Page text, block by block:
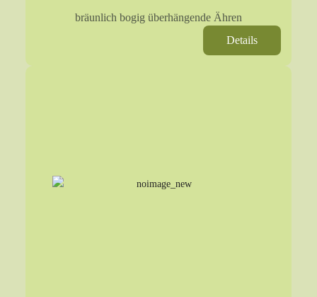
bräunlich bogig überhängende Ähren
Details